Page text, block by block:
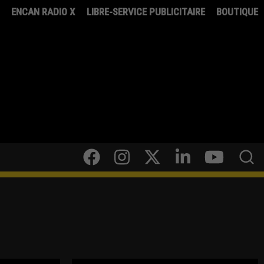
ENCAN RADIO X LIBRE-SERVICE PUBLICITAIRE BOUTIQUE